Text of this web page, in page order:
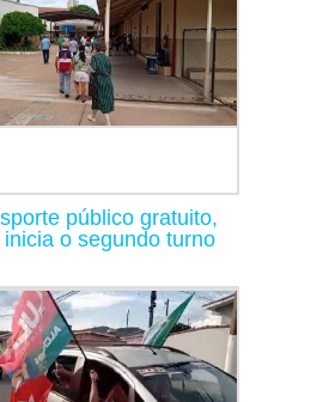
público gratuito,
o segundo turno